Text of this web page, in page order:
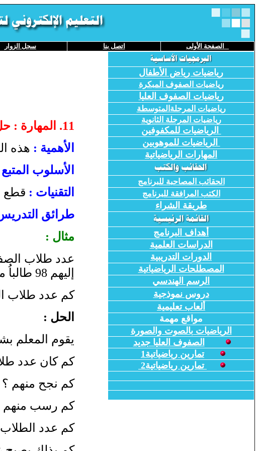
الصفحة الأولى اتصل بنا سجل الزوار
رياضيات رياض الأطفال
رياضيات الصفوف المبكرة
رياضيات الصفوف العليا
رياضيات المرحلةالمتوسطة
رياضيات المرحلة الثانوية
الرياضيات للمكفوفين
الرياضيات للموهوبين
المهارات الرياضياتية
الحقائب المصاحبة للبرنامج
الكتب المرافقة للبرنامج
طريقة الشراء
أهداف البرنامج
الدراسات العلمية
الدورات التدريبية
المصطلحات الرياضياتية
الرسم الهندسي
دروس نموذجية
ألعاب تعليمية
مواقع مهمة
الرياضيات بالصوت والصورة
الصفوف العليا جديد
تمارين رياضياتية1
تمارين رياضياتية2
11. المهارة : حل مسائل لفظية على العمليات الأربع .
الأهمية : هذه
الأسلوب
التقنيات : قطع
طرائق
مثال :
إليهم 98 طالباُ من الصف الرابع .
كم عدد طلاب
الحل :
يقوم المعلم
كم كان عدد طلاب
كم نجح منهم ؟ ( 82 )
كم رسب منهم ؟ 94 – 82 = 12
كم عدد الطلاب